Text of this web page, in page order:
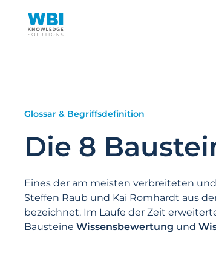
springen
Glossar & Begriffsdefinition
Die 8
Eines der am meisten verbreiteten
Steffen Raub und Kai Romhardt aus
bezeichnet. Im Laufe der Zeit
Bausteine Wissensbewertung und